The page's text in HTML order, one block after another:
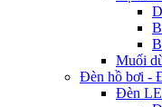
Muối
Đèn hồ bơi -
Đèn